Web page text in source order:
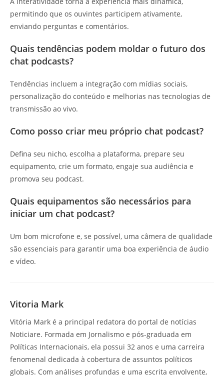
permitindo que os ouvintes participem ativamente,
enviando perguntas e comentários.
Quais tendências podem moldar o futuro dos
chat podcasts?
Tendências incluem a integração com mídias sociais,
personalização do conteúdo e melhorias nas tecnologias de
transmissão ao vivo.
Como posso criar meu próprio chat podcast?
Defina seu nicho, escolha a plataforma, prepare seu
equipamento, crie um formato, engaje sua audiência e
promova seu podcast.
Quais equipamentos são necessários para
iniciar um chat podcast?
Um bom microfone e, se possível, uma câmera de qualidade
são essenciais para garantir uma boa experiência de áudio
e vídeo.
Vitoria Mark
Vitória Mark é a principal redatora do portal de notícias
Noticiare. Formada em Jornalismo e pós-graduada em
Políticas Internacionais, ela possui 32 anos e uma carreira
fenomenal dedicada à cobertura de assuntos políticos
globais. Com análises profundas e uma escrita envolvente,